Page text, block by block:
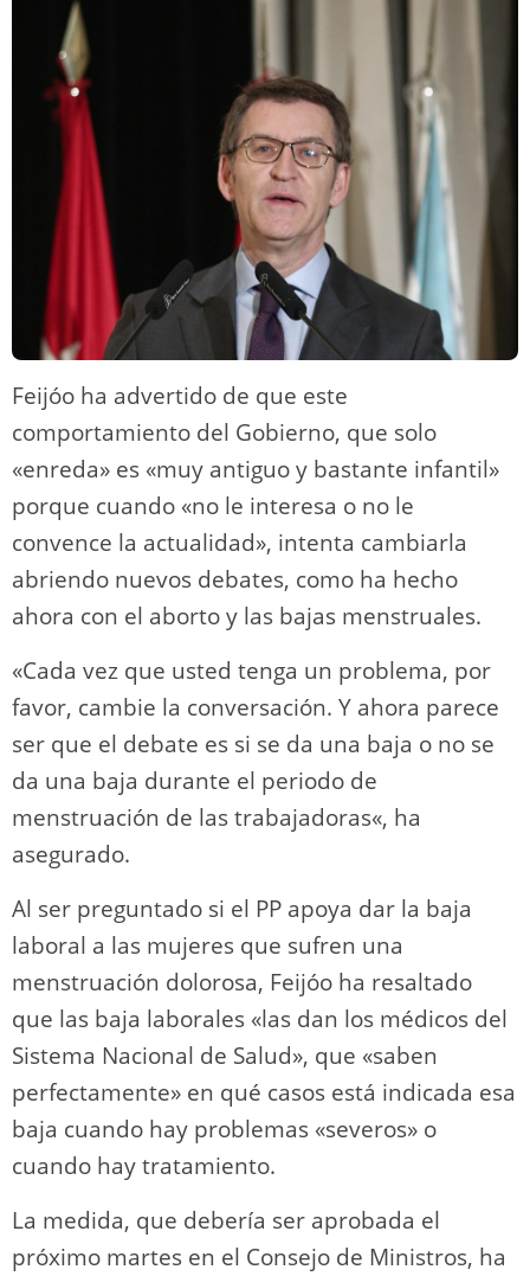
Feijóo ha advertido de que este
comportamiento del Gobierno, que solo
«enreda» es «muy antiguo y bastante infantil»
porque cuando «no le interesa o no le
convence la actualidad», intenta cambiarla
abriendo nuevos debates, como ha hecho
ahora con el aborto y las bajas menstruales.
«Cada vez que usted tenga un problema, por
favor, cambie la conversación. Y ahora parece
ser que el debate es si se da una baja o no se
da una baja durante el periodo de
menstruación de las trabajadoras«, ha
asegurado.
Al ser preguntado si el PP apoya dar la baja
laboral a las mujeres que sufren una
menstruación dolorosa, Feijóo ha resaltado
que las baja laborales «las dan los médicos del
Sistema Nacional de Salud», que «saben
perfectamente» en qué casos está indicada esa
baja cuando hay problemas «severos» o
cuando hay tratamiento.
La medida, que debería ser aprobada el
próximo martes en el Consejo de Ministros, ha